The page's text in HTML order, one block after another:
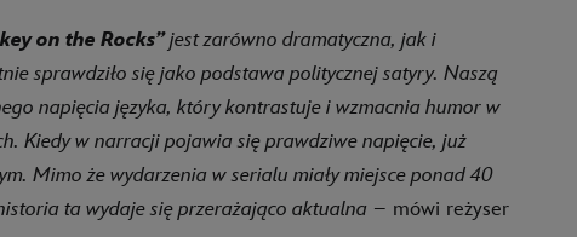
on the Rocks”jest zarówno dramatyczna, jak i
sprawdziło się jako podstawa politycznej satyry. Naszą
napięcia języka, który kontrastuje i wzmacnia humor w
Kiedy w narracji pojawia się prawdziwe napięcie, już
Mimo że wydarzenia w serialu miały miejsce ponad 40
ta wydaje się przerażająco aktualna – mówi reżyser